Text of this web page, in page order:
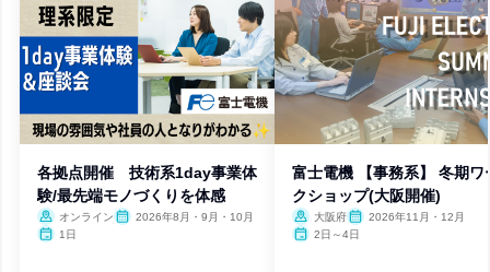
各拠点開催 技術系1day事業体
験/最先端モノづくりを体感
オンライン
2026年8月・9月・10月
1日
富士電機 【事務系】 冬期ワ
クショップ(大阪開催)
大阪府
2026年11月・12月
2日～4日